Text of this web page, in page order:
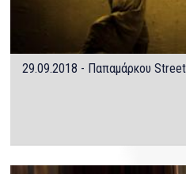
29.09.2018 - Παπαμάρκου